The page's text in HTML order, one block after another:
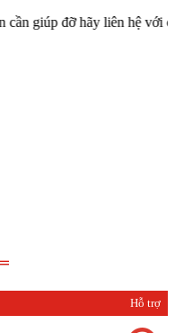
liên hệ với chúng tôi qua
Hỗ trợ
khách